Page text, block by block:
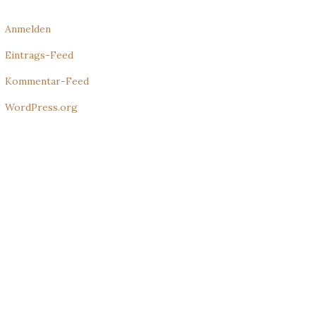
Anmelden
Eintrags-Feed
Kommentar-Feed
WordPress.org